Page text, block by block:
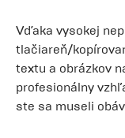
Vďaka vysokej
tlačiareň/
textu a obrázkov
profesionálny
ste sa museli